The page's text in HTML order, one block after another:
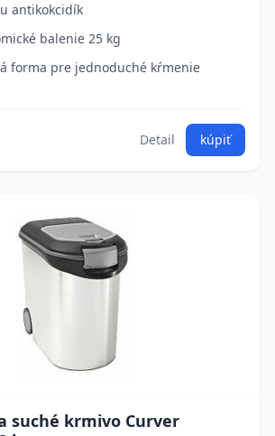
antikokcidík
balenie 25 kg
forma pre jednoduché kŕmenie
Detail kúpiť
suché krmivo Curver